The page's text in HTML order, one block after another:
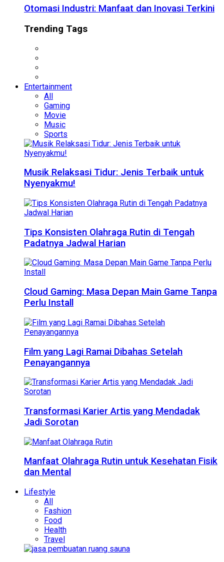
Otomasi Industri: Manfaat dan Inovasi Terkini
Trending Tags
Entertainment
All
Gaming
Movie
Music
Sports
Musik Relaksasi Tidur: Jenis Terbaik untuk
Nyenyakmu!
Tips Konsisten Olahraga Rutin di Tengah
Padatnya Jadwal Harian
Cloud Gaming: Masa Depan Main Game Tanpa
Perlu Install
Film yang Lagi Ramai Dibahas Setelah
Penayangannya
Transformasi Karier Artis yang Mendadak
Jadi Sorotan
Manfaat Olahraga Rutin untuk Kesehatan Fisik
dan Mental
Lifestyle
All
Fashion
Food
Health
Travel